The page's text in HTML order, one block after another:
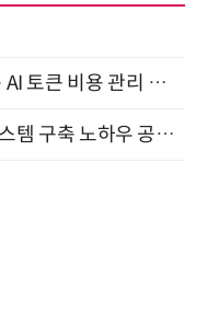
"AI 핀옵스 실전 세미나: 폭증하는 AI 토큰 비용 관리 전략" 8월 21일 개최
"AI 핀옵스 시스템과 토큰 관리시스템 구축 노하우 공개" 잠실 한국광고문화회관 2층 대회의실 (8/21)